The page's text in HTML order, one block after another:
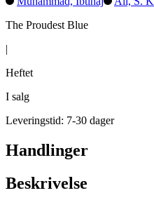
The Proudest Blue
|
Heftet
I salg
Leveringstid: 7-30 dager
Handlinger
Beskrivelse